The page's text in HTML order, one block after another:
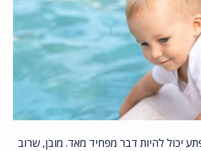
יכול להיות דבר מפחיד מאד. מובן, שרוב